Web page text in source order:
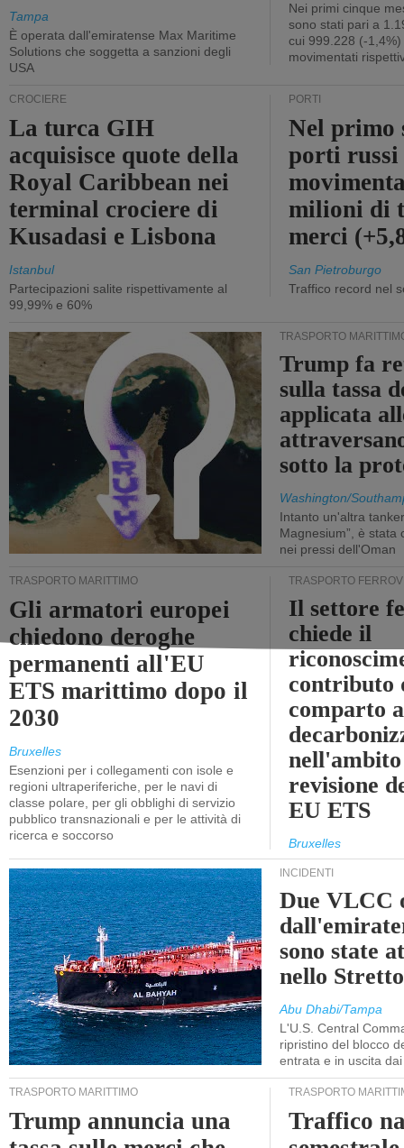
Tampa
È operata dall'emiratense Max Maritime
Solutions che soggetta a sanzioni degli
USA
Nei primi cinque
sono stati pari a
cui 999.228 (-
movimentati
CROCIERE
La turca GIH
acquisisce quote della
Royal Caribbean nei
terminal crociere di
Kusadasi e Lisbona
Istanbul
Partecipazioni salite rispettivamente al
99,99% e 60%
PORTI
Nel primo
porti russi
milioni di
merci
San Pietroburgo
Traffico record nel
TRASPORTO
Trump fa
sulla tassa
applicata
sotto la
Washington/
Intanto un'altra
Magnesium”, è stata
nei pressi dell'Oman
TRASPORTO MARITTIMO
Gli armatori europei
chiedono deroghe
permanenti all'EU
ETS marittimo dopo il
2030
Bruxelles
Esenzioni per i collegamenti con isole e
regioni ultraperiferiche, per le navi di
classe polare, per gli obblighi di servizio
pubblico transnazionali e per le attività di
ricerca e soccorso
TRASPORTO
Il settore
chiede il
contributo
comparto
revisione
EU ETS
Bruxelles
INCIDENTI
Due VLCC
sono state
nello
Abu Dhabi/Tampa
L'U.S. Central
ripristino del blocco
entrata e in uscita
TRASPORTO MARITTIMO
Trump annuncia una
TRASPORTO
Traffico